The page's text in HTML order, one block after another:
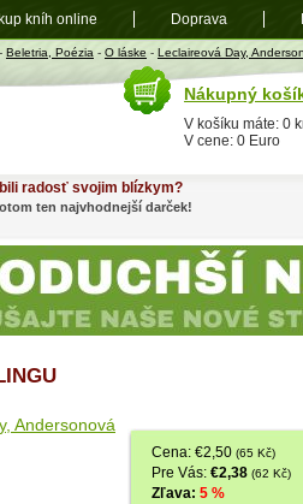
- Beletria, Poézia - O láske - Leclaireová Day,
Cena: €2,50 (65 Kč)
Pre Vás: €2,38 (62 Kč)
Zľava: 5 %
Andersonová
radosť svojim blízkym?
ten najvhodnejší darček!
Nákupný
V košíku máte: 0
V cene: 0 Euro
kníh online Doprava